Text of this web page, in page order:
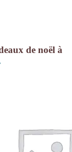
de noël à